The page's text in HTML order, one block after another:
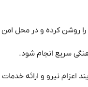
را روشن کرده و در محل
سریع انجام شود.
اعزام نیرو و ارائه